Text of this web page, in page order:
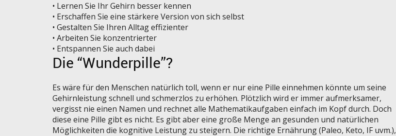
• Lernen Sie Ihr Gehirn besser kennen
• Erschaffen Sie eine stärkere Version von sich selbst
• Gestalten Sie Ihren Alltag effizienter
• Arbeiten Sie konzentrierter
• Entspannen Sie auch dabei
Die “Wunderpille”?
Es wäre für den Menschen natürlich toll, wenn er nur eine Pille einnehmen könnte um seine
Gehirnleistung schnell und schmerzlos zu erhöhen. Plötzlich wird er immer aufmerksamer,
vergisst nie einen Namen und rechnet alle Mathematikaufgaben einfach im Kopf durch. Doch
diese eine Pille gibt es nicht. Es gibt aber eine große Menge an gesunden und natürlichen
Möglichkeiten die kognitive Leistung zu steigern. Die richtige Ernährung (Paleo, Keto, IF uvm.),